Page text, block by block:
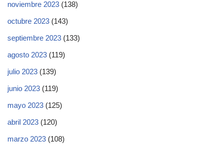
noviembre 2023 (138)
octubre 2023 (143)
septiembre 2023 (133)
agosto 2023 (119)
julio 2023 (139)
junio 2023 (119)
mayo 2023 (125)
abril 2023 (120)
marzo 2023 (108)